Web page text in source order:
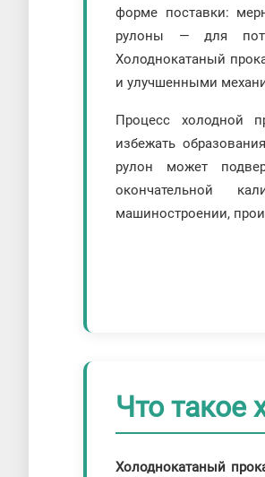
форме поставки:
рулоны — для
Холоднокатаный
и улучшенными
Процесс холодной
избежать
рулон может
окончательной
машиностроении,
Что такое
Холоднокатаный